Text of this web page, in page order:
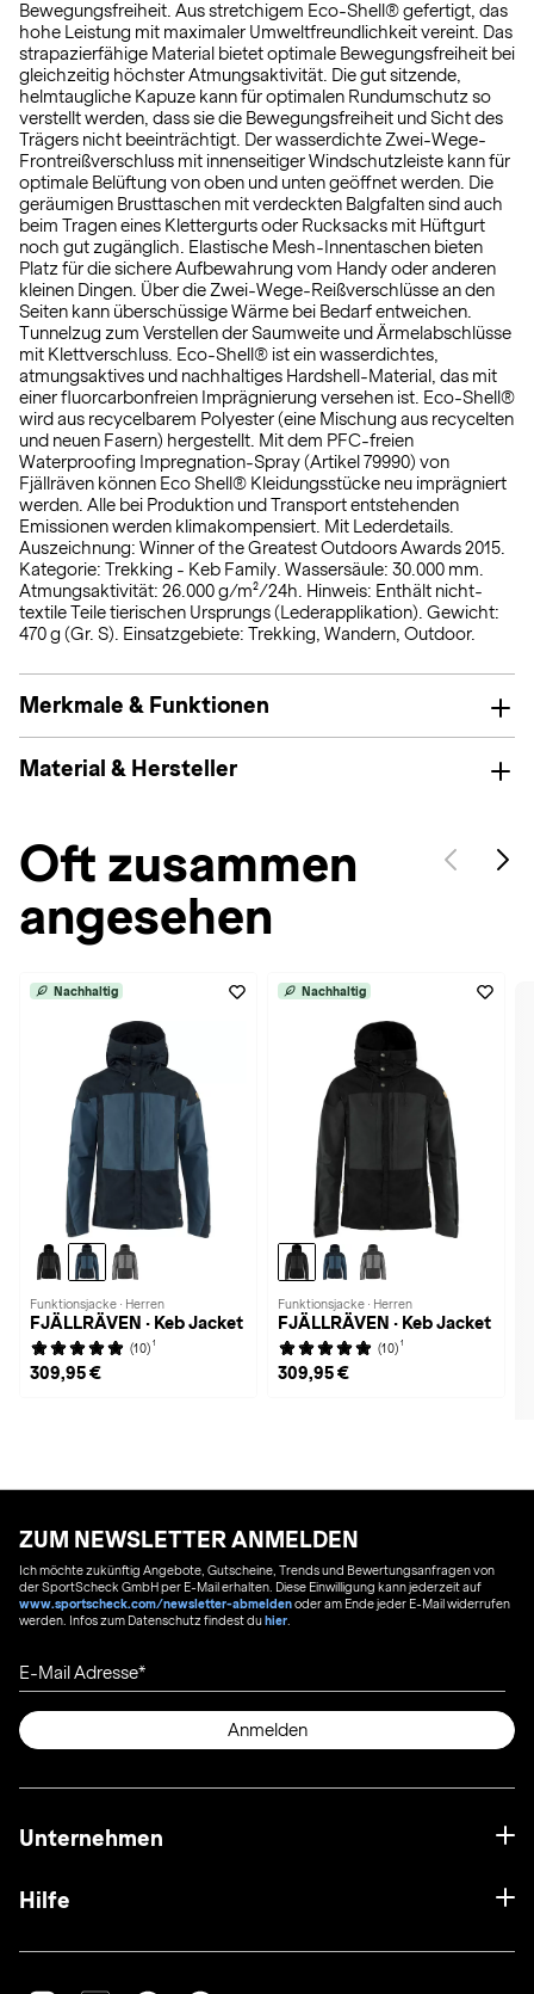
Bewegungsfreiheit. Aus stretchigem Eco-Shell® gefertigt, das
hohe Leistung mit maximaler Umweltfreundlichkeit vereint. Das
strapazierfähige Material bietet optimale Bewegungsfreiheit bei
gleichzeitig höchster Atmungsaktivität. Die gut sitzende,
helmtaugliche Kapuze kann für optimalen Rundumschutz so
verstellt werden, dass sie die Bewegungsfreiheit und Sicht des
Trägers nicht beeinträchtigt. Der wasserdichte Zwei-Wege-
Frontreißverschluss mit innenseitiger Windschutzleiste kann für
optimale Belüftung von oben und unten geöffnet werden. Die
geräumigen Brusttaschen mit verdeckten Balgfalten sind auch
beim Tragen eines Klettergurts oder Rucksacks mit Hüftgurt
noch gut zugänglich. Elastische Mesh-Innentaschen bieten
Platz für die sichere Aufbewahrung vom Handy oder anderen
kleinen Dingen. Über die Zwei-Wege-Reißverschlüsse an den
Seiten kann überschüssige Wärme bei Bedarf entweichen.
Tunnelzug zum Verstellen der Saumweite und Ärmelabschlüsse
mit Klettverschluss. Eco-Shell® ist ein wasserdichtes,
atmungsaktives und nachhaltiges Hardshell-Material, das mit
einer fluorcarbonfreien Imprägnierung versehen ist. Eco-Shell®
wird aus recycelbarem Polyester (eine Mischung aus recycelten
und neuen Fasern) hergestellt. Mit dem PFC-freien
Waterproofing Impregnation-Spray (Artikel 79990) von
Fjällräven können Eco Shell® Kleidungsstücke neu imprägniert
werden. Alle bei Produktion und Transport entstehenden
Emissionen werden klimakompensiert. Mit Lederdetails.
Auszeichnung: Winner of the Greatest Outdoors Awards 2015.
Kategorie: Trekking - Keb Family. Wassersäule: 30.000 mm.
Atmungsaktivität: 26.000 g/m²/24h. Hinweis: Enthält nicht-
textile Teile tierischen Ursprungs (Lederapplikation). Gewicht:
470 g (Gr. S). Einsatzgebiete: Trekking, Wandern, Outdoor.
Merkmale & Funktionen
Material & Hersteller
Oft zusammen
angesehen
Nachhaltig
Funktionsjacke · Herren
FJÄLLRÄVEN · Keb Jacket
(10) 1
309,95 €
Nachhaltig
Funktionsjacke · Herren
FJÄLLRÄVEN · Keb Jacket
(10) 1
309,95 €
ZUM NEWSLETTER ANMELDEN
Ich möchte zukünftig Angebote, Gutscheine, Trends und Bewertungsanfragen von
der SportScheck GmbH per E-Mail erhalten. Diese Einwilligung kann jederzeit auf
www.sportscheck.com/newsletter-abmeldenoder am Ende jeder E-Mail widerrufen
werden. Infos zum Datenschutz findest duhier
E-Mail Adresse
Anmelden
Unternehmen
Hilfe